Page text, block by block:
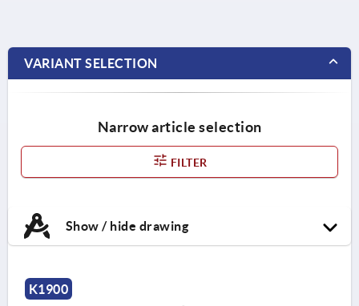
VARIANT SELECTION
Narrow article selection
FILTER
Show / hide drawing
K1900